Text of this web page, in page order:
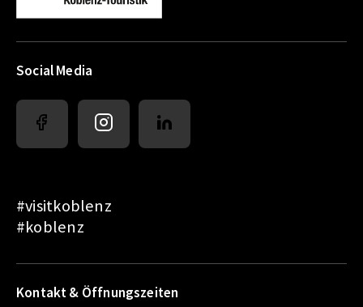
Social Media
#visitkoblenz
#koblenz
Kontakt & Öffnungszeiten